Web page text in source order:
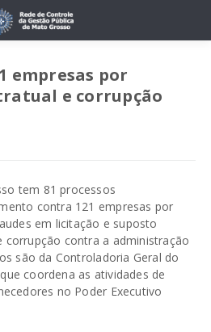
empresas por
e corrupção
tem 81 processos
contra 121 empresas por
em licitação e suposto
contra a administração
são da Controladoria Geral do
coordena as atividades de
no Poder Executivo